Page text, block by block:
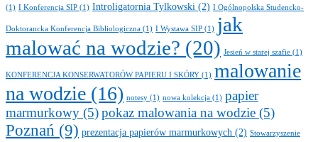
(1) I Konferencja SIP (1) Introligatornia Tylkowski (2) I Ogólnopolska Studencko-
Doktorancka Konferencja Bibliologiczna (1) I Wystawa SIP (1) jak
malować na wodzie? (20) Jesień w starej szafie (1)
KONFERENCJA KONSERWATORÓW PAPIERU I SKÓRY (1) malowanie
na wodzie (16) notesy (1) nowa kolekcja (1) papier
marmurkowy (5)pokaz malowania na wodzie (5)
Poznań (9) prezentacja papierów marmurkowych (2) Stowarzyszenie